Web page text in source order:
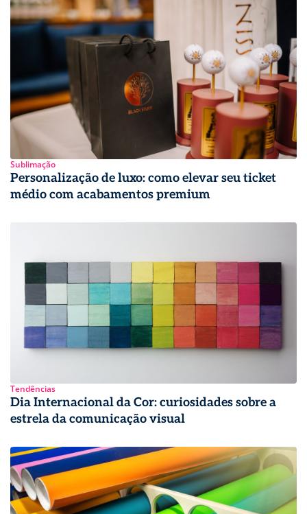
Sublimação
Personalização de luxo: como elevar seu ticket
médio com acabamentos premium
Tendências
Dia Internacional da Cor: curiosidades sobre a
estrela da comunicação visual